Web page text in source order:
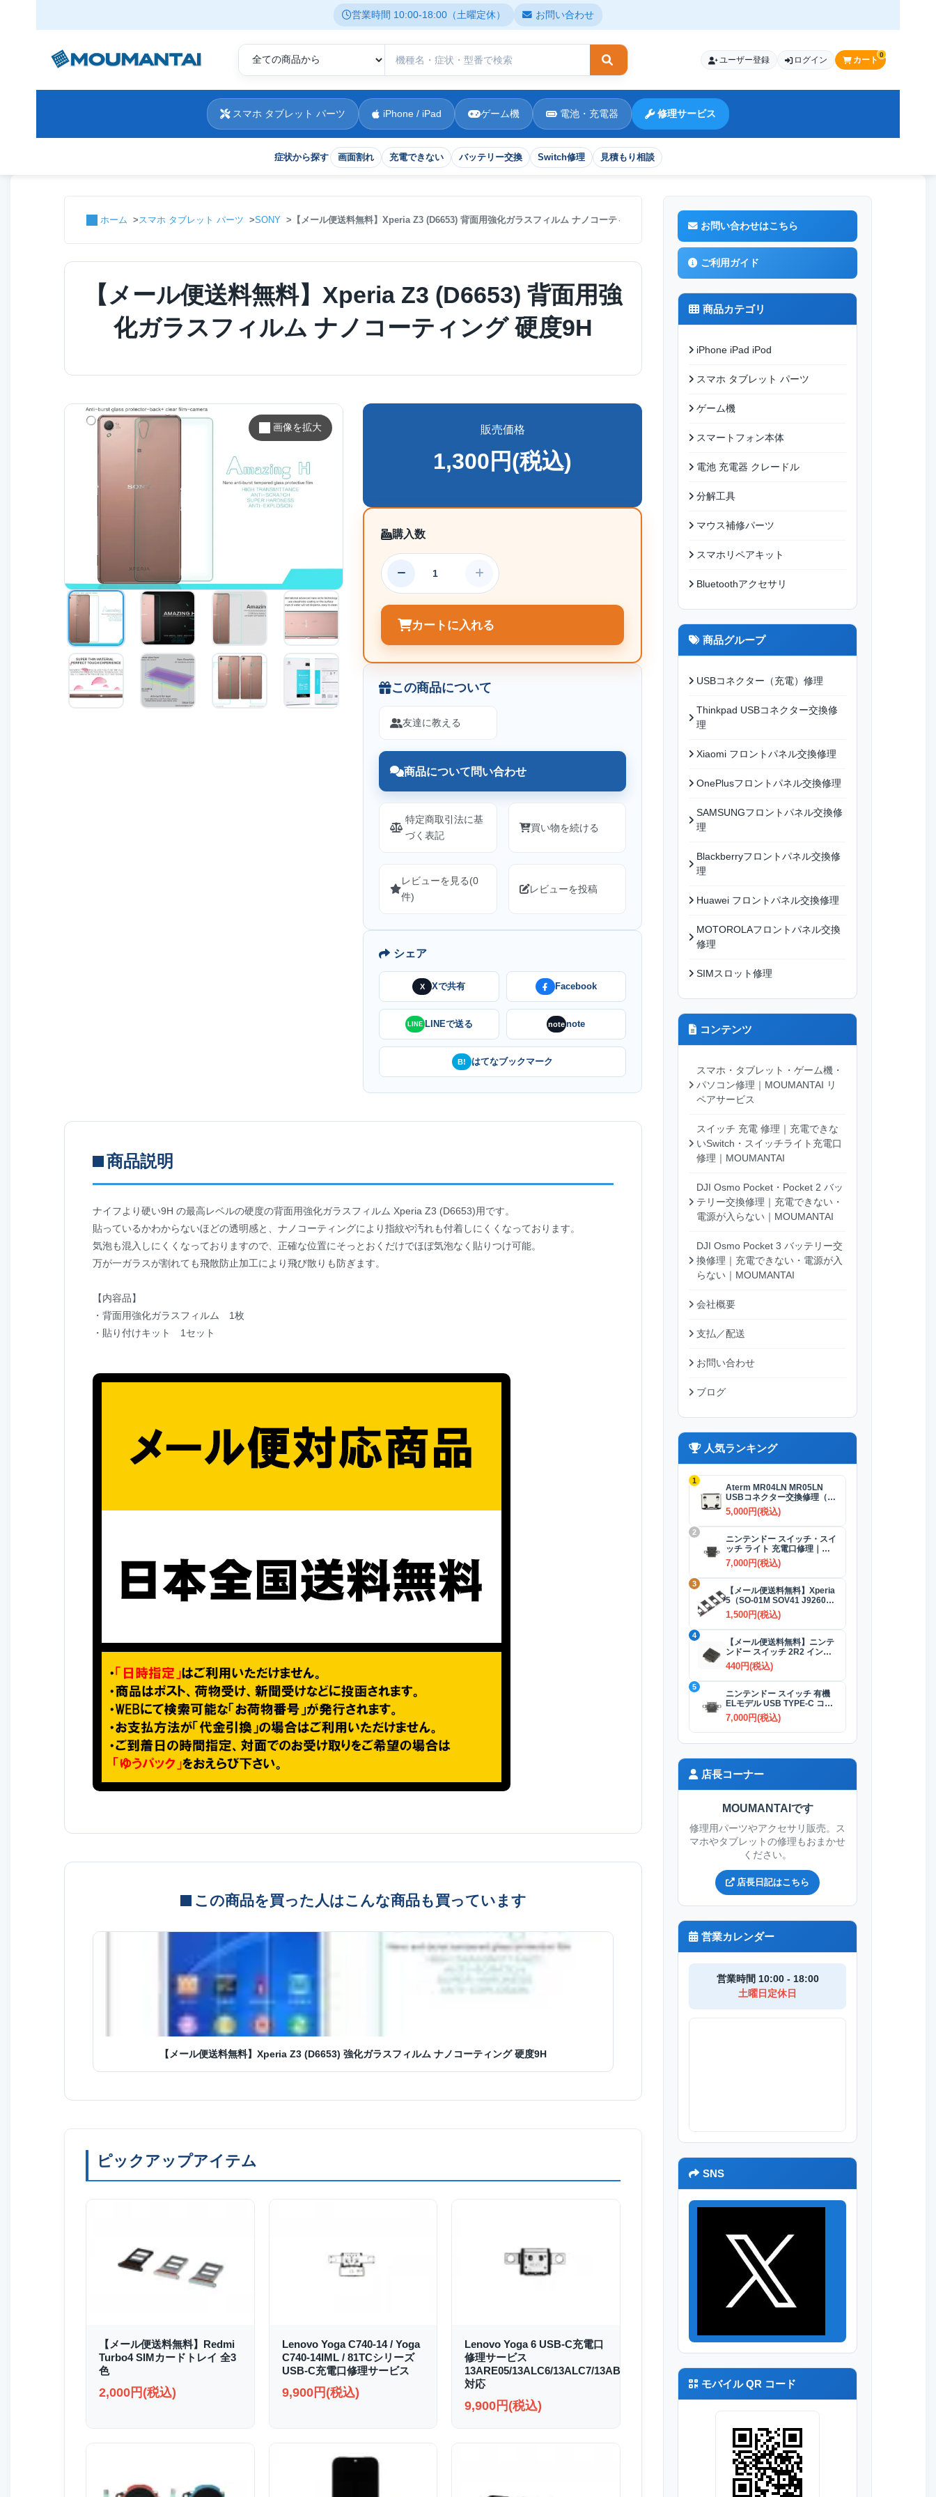
営業時間 10:00-18:00（土曜定休） お問い合わせ
検索
症状から探す 画面割れ 充電できない バッテリー交換 Switch修理 見積もり相談
ユーザー登録 ログイン カート
0
スマホ タブレット パーツ iPhone / iPad ゲーム機 電池・充電器 修理サービス
ホーム スマホ タブレット パーツ SONY 【メール便送料無料】Xperia Z3 (D6653) 背面用強化ガラスフィルム ナノコーティング 硬度9H
【メール便送料無料】Xperia Z3 (D6653) 背面用強
化ガラスフィルム ナノコーティング 硬度9H
画像を拡大 販売価格
1,300円(税込)
購入数
カートに入れる
この商品について
友達に教える
商品について問い合わせ
特定商取引法に基
づく表記
買い物を続ける
レビューを見る(0
件)
レビューを投稿
シェア
X Xで共有 Facebook
LINE LINEで送る notenote
B! はてなブックマーク
商品説明
ナイフより硬い9H の最高レベルの硬度の背面用強化ガラスフィルム Xperia Z3 (D6653)用です。
貼っているかわからないほどの透明感と、ナノコーティングにより指紋や汚れも付着しにくくなっております。
気泡も混入しにくくなっておりますので、正確な位置にそっとおくだけでほぼ気泡なく貼りつけ可能。
万が一ガラスが割れても飛散防止加工により飛び散りも防ぎます。
【内容品】
・背面用強化ガラスフィルム 1枚
・貼り付けキット 1セット
この商品を買った人はこんな商品も買っています
【メール便送料無料】Xperia Z3 (D6653) 強化ガラスフィルム ナノコーティング 硬度9H
ピックアップアイテム
【メール便送料無料】Redmi
Turbo4 SIMカードトレイ 全3
色
2,000円(税込)
Lenovo Yoga C740-14 / Yoga
C740-14IML / 81TCシリーズ
USB-C充電口修理サービス
9,900円(税込)
Lenovo Yoga 6 USB-C充電口
修理サービス
13ARE05/13ALC6/13ALC7/13ABR8
対応
9,900円(税込)
お問い合わせはこちら
ご利用ガイド
商品カテゴリ
iPhone iPad iPod
スマホ タブレット パーツ
ゲーム機
スマートフォン本体
電池 充電器 クレードル
分解工具
マウス補修パーツ
スマホリペアキット
Bluetoothアクセサリ
商品グループ
USBコネクター（充電）修理
Thinkpad USBコネクター交換修
理
Xiaomi フロントパネル交換修理
OnePlusフロントパネル交換修理
SAMSUNGフロントパネル交換修
理
Blackberryフロントパネル交換修
理
Huawei フロントパネル交換修理
MOTOROLAフロントパネル交換
修理
SIMスロット修理
コンテンツ
スマホ・タブレット・ゲーム機・
パソコン修理｜MOUMANTAI リ
ペアサービス
スイッチ 充電 修理｜充電できな
いSwitch・スイッチライト充電口
修理｜MOUMANTAI
DJI Osmo Pocket・Pocket 2 バッ
テリー交換修理｜充電できない・
電源が入らない｜MOUMANTAI
DJI Osmo Pocket 3 バッテリー交
換修理｜充電できない・電源が入
らない｜MOUMANTAI
会社概要
支払／配送
お問い合わせ
ブログ
人気ランキング
1
Aterm MR04LN MR05LN
USBコネクター交換修理（充
電）
5,000円(税込)
2
ニンテンドー スイッチ・スイ
ッチ ライト 充電口修理｜
USB-Cコネクター 交換修理
7,000円(税込)
3
【メール便送料無料】Xperia
5（SO-01M SOV41 J9260）
SIMカードトレイ 全4色
1,500円(税込)
4
【メール便送料無料】ニンテ
ンドー スイッチ 2R2 インダ
クタ(コイル)
440円(税込)
5
ニンテンドー スイッチ 有機
ELモデル USB TYPE-C コネ
クター交換修理
7,000円(税込)
店長コーナー
MOUMANTAIです
修理用パーツやアクセサリ販売。ス
マホやタブレットの修理もおまかせ
ください。
店長日記はこちら
営業カレンダー
営業時間 10:00 - 18:00
土曜日定休日
SNS
モバイル QR コード